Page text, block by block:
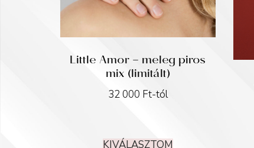
Little Amor – meleg piros
mix (limitált)
32 000 Ft-tól
KIVÁLASZTOM